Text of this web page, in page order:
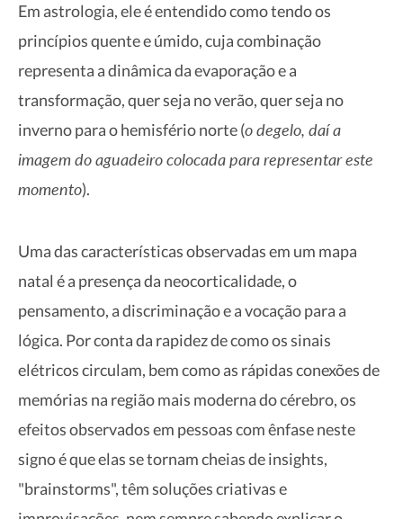
Em astrologia, ele é entendido como tendo os
princípios quente e úmido, cuja combinação
representa a dinâmica da evaporação e a
transformação, quer seja no verão, quer seja no
inverno para o hemisfério norte (o degelo, daí a
imagem do aguadeiro colocada para representar este
momento).
Uma das características observadas em um mapa
natal é a presença da neocorticalidade, o
pensamento, a discriminação e a vocação para a
lógica. Por conta da rapidez de como os sinais
elétricos circulam, bem como as rápidas conexões de
memórias na região mais moderna do cérebro, os
efeitos observados em pessoas com ênfase neste
signo é que elas se tornam cheias de insights,
"brainstorms", têm soluções criativas e